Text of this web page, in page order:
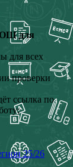
для
для всех
проверки
ссылка по
25/26